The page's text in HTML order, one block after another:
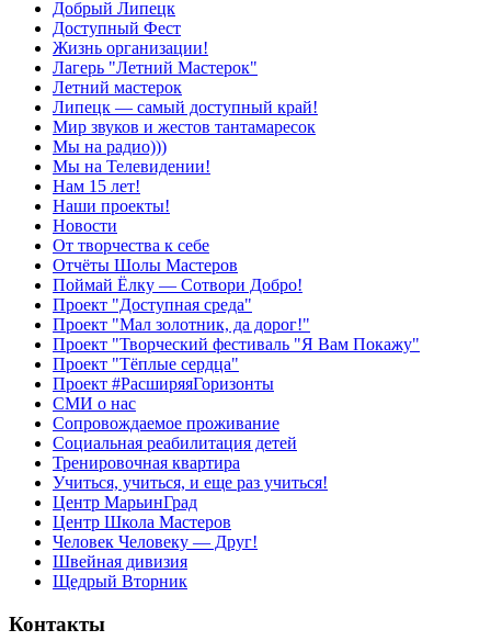
Добрый Липецк
Доступный Фест
Жизнь организации!
Лагерь "Летний Мастерок"
Летний мастерок
Липецк — самый доступный край!
Мир звуков и жестов тантамаресок
Мы на радио)))
Мы на Телевидении!
Нам 15 лет!
Наши проекты!
Новости
От творчества к себе
Отчёты Шолы Мастеров
Поймай Ёлку — Сотвори Добро!
Проект "Доступная среда"
Проект "Мал золотник, да дорог!"
Проект "Творческий фестиваль "Я Вам Покажу"
Проект "Тёплые сердца"
Проект #РасширяяГоризонты
СМИ о нас
Сопровождаемое проживание
Социальная реабилитация детей
Тренировочная квартира
Учиться, учиться, и еще раз учиться!
Центр МарьинГрад
Центр Школа Мастеров
Человек Человеку — Друг!
Швейная дивизия
Щедрый Вторник
Контакты